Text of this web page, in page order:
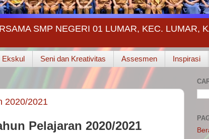
SMP NEGERI 01 LUMAR, KEC. LUMAR,
Ekskul Seni dan Kreativitas Assesmen Inspirasi
2020/2021
Pelajaran 2020/2021